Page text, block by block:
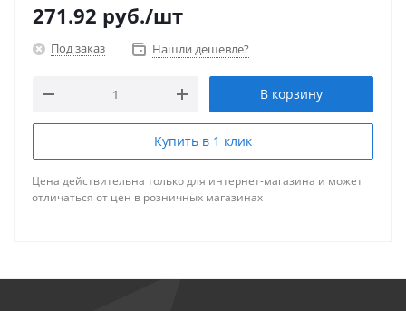
271.92 руб./шт
Под заказ Нашли дешевле?
В корзину
Купить в 1 клик
Цена действительна только для интернет-магазина и может
отличаться от цен в розничных магазинах